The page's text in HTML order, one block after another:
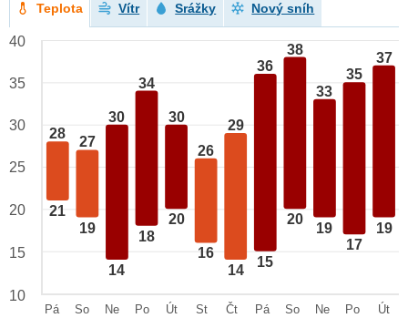
Teplota Vítr Srážky Nový sníh
28
21
27
19
30
14
34
18
30
20
26
16
29
14
36
15
38
20
33
19
35
17
37
19
40
35
30
25
20
15
10
Pá
So
Ne
Po
Út
St
Čt
Pá
So
Ne
Po
Út